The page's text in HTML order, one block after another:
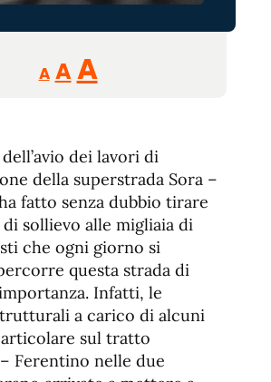
A
Reducir
tamaño
A Restablecer
fuente
AAumentar
de
fuente.
dei lavori di
della superstrada Sora –
fatto senza dubbio tirare
sollievo alle migliaia di
che ogni giorno si
questa strada di
Infatti, le
a carico di alcuni
sul tratto
Ferentino nelle due